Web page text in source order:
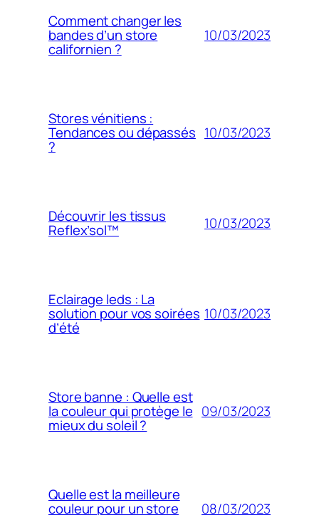
Comment changer les
bandes d’un store
californien ?
10/03/2023
Stores vénitiens :
Tendances ou dépassés
?
10/03/2023
Découvrir les tissus
Reflex’sol™ 10/03/2023
Eclairage leds : La
solution pour vos soirées
d’été
10/03/2023
Store banne : Quelle est
la couleur qui protège le
mieux du soleil ?
09/03/2023
Quelle est la meilleure
couleur pour un store 08/03/2023